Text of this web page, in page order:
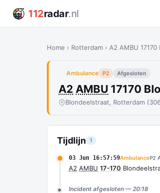
112radar.nl
Home › Rotterdam › A2 AMBU
Ambulance P2 Afgesloten
A2 AMBU 17170
Blondeelstraat, Rotterdam
Tijdlijn 1
03 Jun 16:57:59AmbulanceP2
A2 AMBU 17-170
Incident afgesloten — 20:18